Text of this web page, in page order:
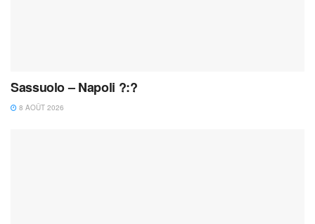
Sassuolo – Napoli ?:?
8 AOÛT 2026